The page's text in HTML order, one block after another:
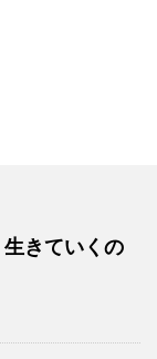
生きていくの